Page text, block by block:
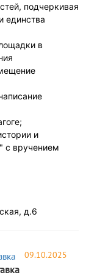
подчеркивая
единства
в
и
с вручением
д.6
09.10.2025